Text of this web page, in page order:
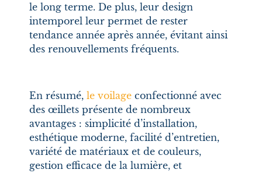
le long terme. De plus, leur design
intemporel leur permet de rester
tendance année après année, évitant ainsi
des renouvellements fréquents.
En résumé, le voilage confectionné avec
des œillets présente de nombreux
avantages : simplicité d’installation,
esthétique moderne, facilité d’entretien,
variété de matériaux et de couleurs,
gestion efficace de la lumière, et